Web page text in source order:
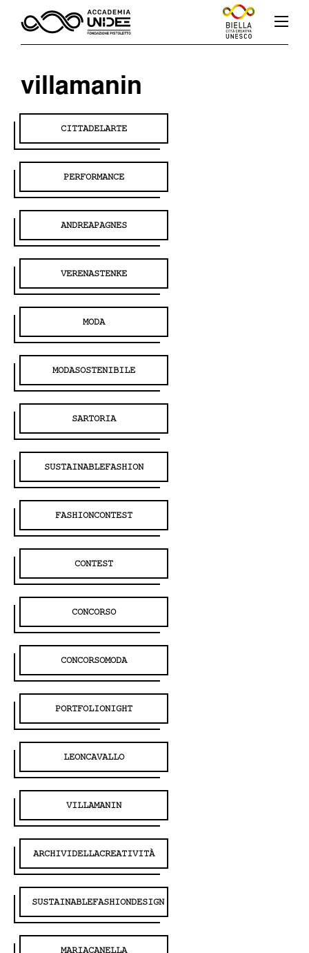
Fb In Yt
L’accademia
Corsi
Docenti
Dove siamo
Iscrizioni
MAAU
villamanin
CITTADELARTE
PERFORMANCE
ANDREAPAGNES
VERENASTENKE
MODA
MODASOSTENIBILE
SARTORIA
SUSTAINABLEFASHION
FASHIONCONTEST
CONTEST
CONCORSO
CONCORSOMODA
PORTFOLIONIGHT
LEONCAVALLO
VILLAMANIN
ARCHIVIDELLACREATIVITÀ
SUSTAINABLEFASHIONDESIGN
MARIACANELLA